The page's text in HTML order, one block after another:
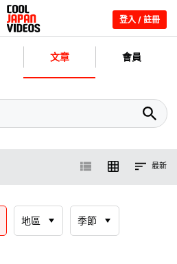
登入 / 註冊
文章 會員
最新
地區 季節